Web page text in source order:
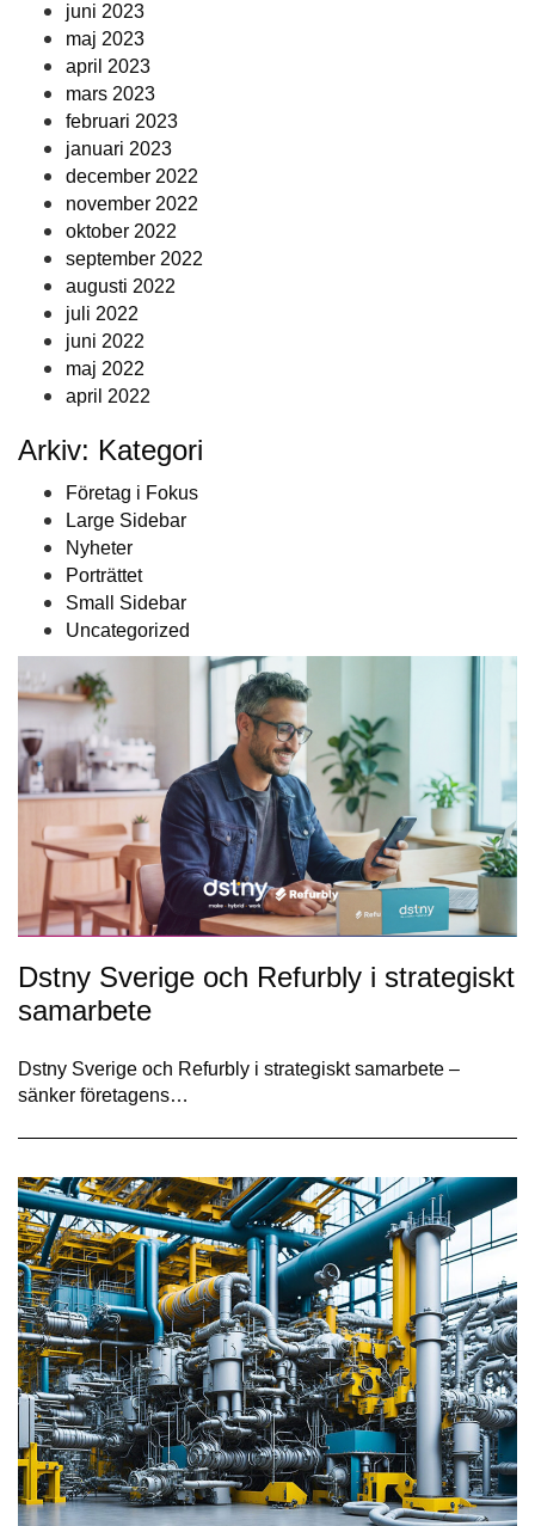
juni 2023
maj 2023
april 2023
mars 2023
februari 2023
januari 2023
december 2022
november 2022
oktober 2022
september 2022
augusti 2022
juli 2022
juni 2022
maj 2022
april 2022
Arkiv: Kategori
Företag i Fokus
Large Sidebar
Nyheter
Porträttet
Small Sidebar
Uncategorized
Dstny Sverige och Refurbly i strategiskt
samarbete
Dstny Sverige och Refurbly i strategiskt samarbete –
sänker företagens…